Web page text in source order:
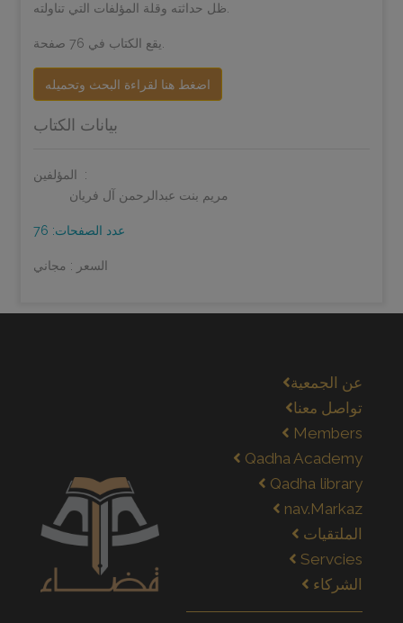
اضغط هنا لقراءة البحث وتحميله
بيانات الكتاب
المؤلفين:
مريم بنت عبدالرحمن آل فريان
عدد الصفحات: 76
السعر : مجاني
عن الجمعية
تواصل معنا
Members
Qadha Academy
Qadha library
nav.Markaz
الملتقيات
Servcies
الشركاء